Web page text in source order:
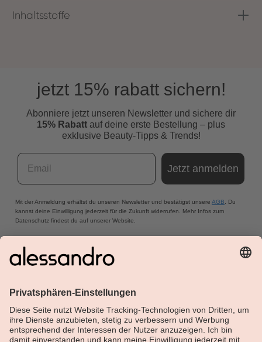
Inhaltsstoffe
jetzt 15% rabatt sichern!
Abonniere jetzt unseren Newsletter und sichere dir
15% Rabatt auf deine erste Bestellung – plus
exklusive Beauty-Tipps & Trends!
Email
Jetzt anmelden
Mit der Anmeldung erhältst du unseren Newsletter und bestätigst unsere AGB . Du
kannst deine Einwilligung jederzeit für die Zukunft widerrufen. Mehr Infos zum
Datenschutz findest du auf unserer Website.
Über Alessandro
Shop